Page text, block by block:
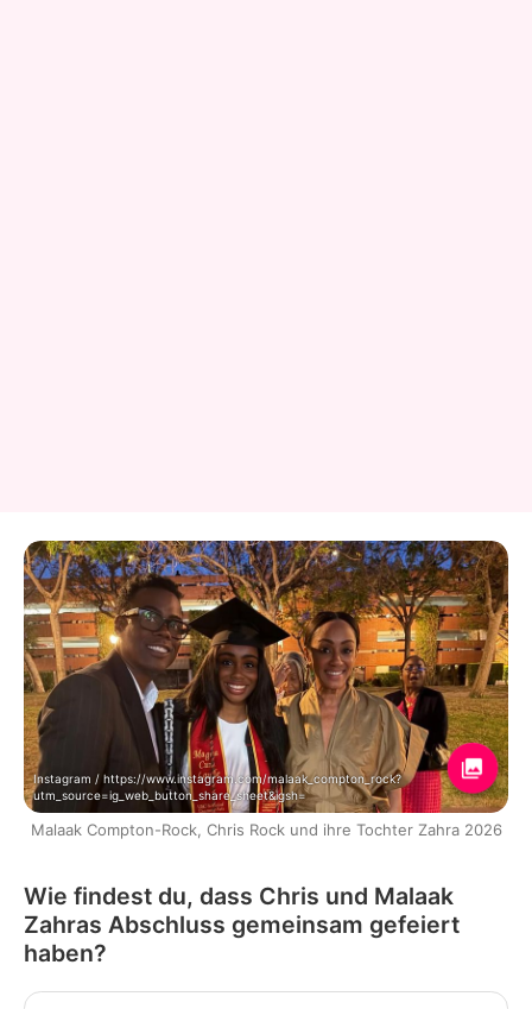
Instagram / https://www.instagram.com/malaak_compton_rock?
utm_source=ig_web_button_share_sheet&igsh=
Malaak Compton-Rock, Chris Rock und ihre Tochter Zahra 2026
Wie findest du, dass Chris und Malaak
Zahras Abschluss gemeinsam gefeiert
haben?